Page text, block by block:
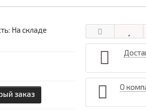
На складе
заказ
О